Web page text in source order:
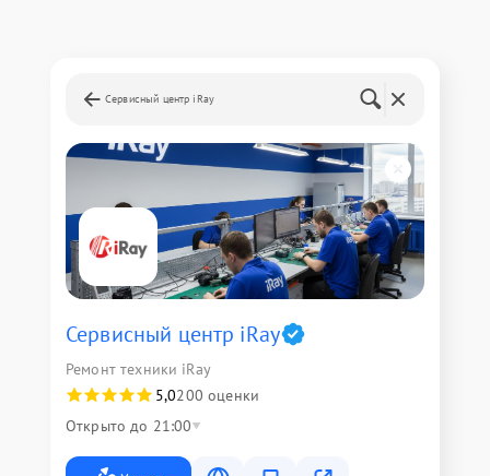
Сервисный центр iRay
Сервисный центр iRay
Ремонт техники iRay
5,0200 оценки
Открыто до 21:00